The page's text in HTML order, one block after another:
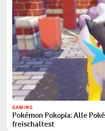
GAMING
Pokémon Pokopia: Alle
freischaltest